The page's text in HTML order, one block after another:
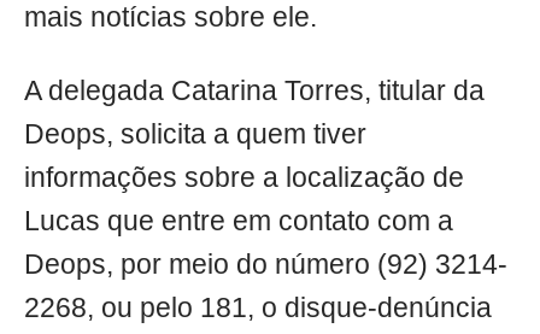
mais notícias sobre ele.
A delegada Catarina Torres, titular da
Deops, solicita a quem tiver
informações sobre a localização de
Lucas que entre em contato com a
Deops, por meio do número (92) 3214-
2268, ou pelo 181, o disque-denúncia